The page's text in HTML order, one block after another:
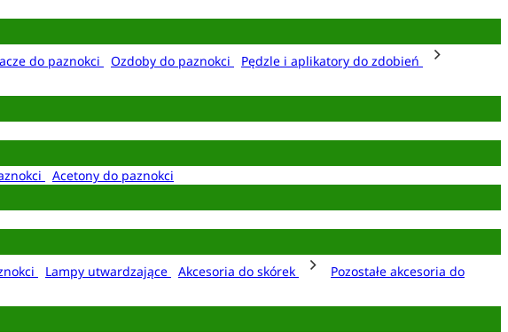
do paznokci Ozdoby do paznokci
Pędzle i aplikatory do zdobień
Acetony do paznokci
Lampy utwardzające Akcesoria do skórek
Pozostałe akcesoria do